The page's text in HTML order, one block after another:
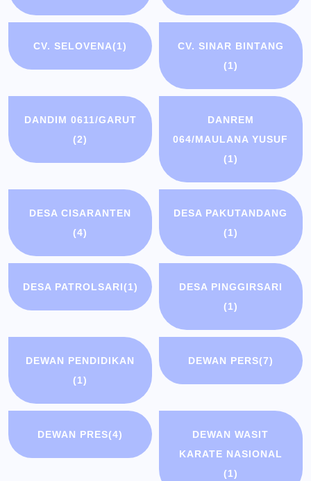
CV. SELOVENA(1)
CV. SINAR BINTANG
(1)
DANDIM 0611/GARUT
(2)
DANREM
064/MAULANA YUSUF
(1)
DESA CISARANTEN
(4)
DESA PAKUTANDANG
(1)
DESA PATROLSARI(1)
DESA PINGGIRSARI
(1)
DEWAN PENDIDIKAN
(1)
DEWAN PERS(7)
DEWAN PRES(4)
DEWAN WASIT
KARATE NASIONAL
(1)